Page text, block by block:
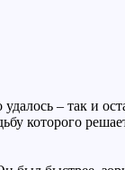
– так и
которого